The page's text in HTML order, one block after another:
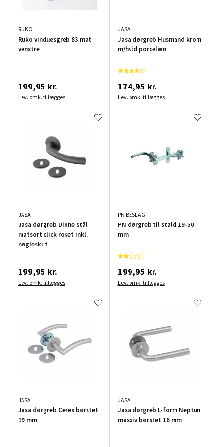
RUKO
Ruko vinduesgreb 83 mat
venstre
199,95 kr.
Lev. omk. tillægges
JASA
Jasa dørgreb Husmand krom
m/hvid porcelæn
174,95 kr.
Lev. omk. tillægges
JASA
Jasa dørgreb Dione stål
matsort click roset inkl.
nøgleskilt
199,95 kr.
Lev. omk. tillægges
PN BESLAG
PN dørgreb til stald 19-50
mm
199,95 kr.
Lev. omk. tillægges
JASA
Jasa dørgreb Ceres børstet
19 mm
JASA
Jasa dørgreb L-form Neptun
massiv børstet 16 mm